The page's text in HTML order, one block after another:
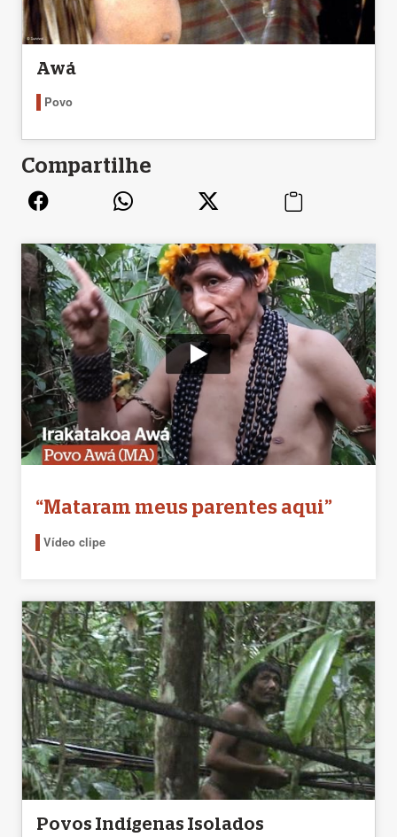
Awá
Povo
Compartilhe
“Mataram meus parentes aqui”
Vídeo clipe
Povos Indígenas Isolados